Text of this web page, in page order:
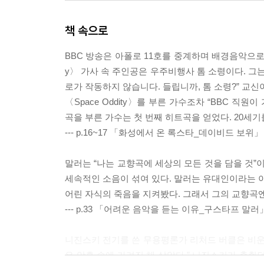
책 속으로
BBC 방송은 아폴로 11호를 중계하며 배경음악으
y〉 가사 속 주인공은 우주비행사 톰 소령이다. 그
로가 작동하지 않습니다. 들립니까, 톰 소령?” 교
〈Space Oddity〉를 부른 가수조차 “BBC 직원
곡을 부른 가수는 첫 번째 히트곡을 얻었다. 20세
--- p.16~17 「화성에서 온 록스타_데이비드 보위
말러는 “나는 교향곡에 세상의 모든 것을 담을 것
세속적인 소음이 섞여 있다. 말러는 유대인이라는
어린 자식의 죽음을 지켜봤다. 그래서 그의 교향
--- p.33 「어려운 음악을 듣는 이유_구스타프 말러
은 암흑 속에 가려진 채 살았다.” 니진스키가 춤